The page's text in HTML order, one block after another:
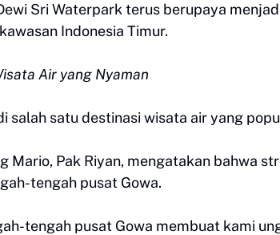
Sri Waterpark terus berupaya
Indonesia Timur.
Air yang Nyaman
salah satu destinasi wisata air yang
Mario, Pak Riyan, mengatakan bahwa
tengah pusat Gowa.
tengah pusat Gowa membuat kami